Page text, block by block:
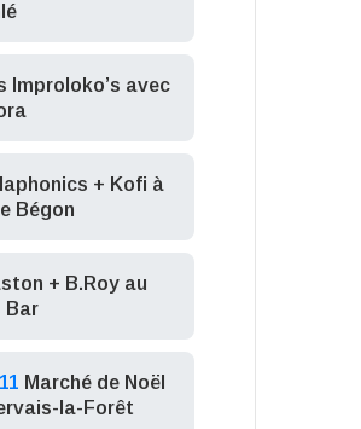
Improloko’s avec
+ Kofi à
Bégon
+ B.Roy au
Bar
Marché de Noël
la-Forêt